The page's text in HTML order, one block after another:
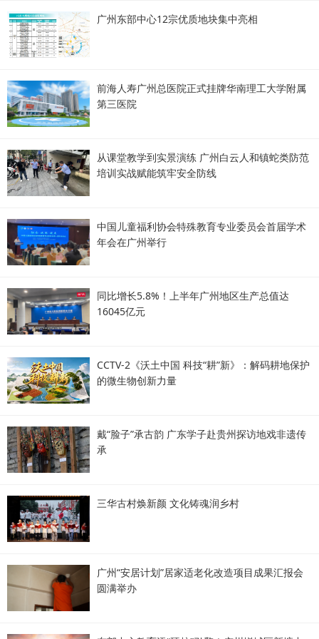
广州东部中心12宗优质地块集中亮相
前海人寿广州总医院正式挂牌华南理工大学附属
第三医院
从课堂教学到实景演练 广州白云人和镇蛇类防范
培训实战赋能筑牢安全防线
中国儿童福利协会特殊教育专业委员会首届学术
年会在广州举行
同比增长5.8%！上半年广州地区生产总值达
16045亿元
CCTV-2《沃土中国 科技“耕”新》：解码耕地保护
的微生物创新力量
戴“脸子”承古韵 广东学子赴贵州探访地戏非遗传
承
三华古村焕新颜 文化铸魂润乡村
广州“安居计划”居家适老化改造项目成果汇报会
圆满举办